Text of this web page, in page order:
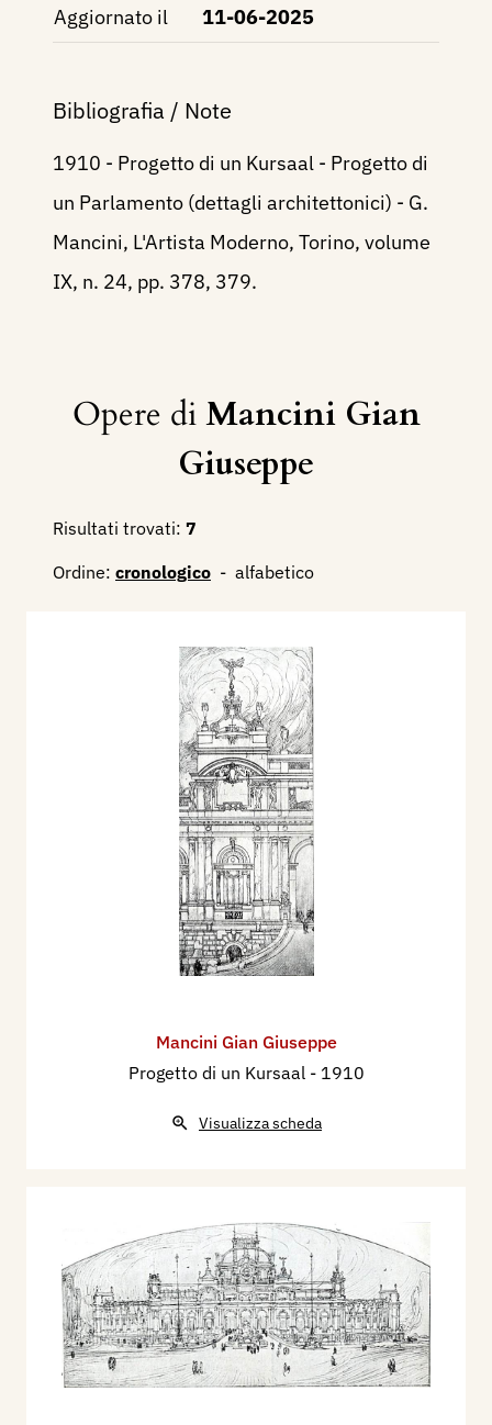
Aggiornato il
11-06-2025
Bibliografia / Note
1910 - Progetto di un Kursaal - Progetto di
un Parlamento (dettagli architettonici) - G.
Mancini, L'Artista Moderno, Torino, volume
IX, n. 24, pp. 378, 379.
Opere diMancini Gian
Giuseppe
Risultati trovati: 7
Ordine: cronologico - alfabetico
Mancini Gian Giuseppe
Progetto di un Kursaal - 1910
Visualizza scheda